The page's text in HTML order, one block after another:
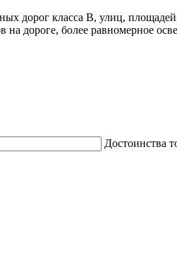
дорог класса B, улиц,
на дороге, более равномерное
Достоинства